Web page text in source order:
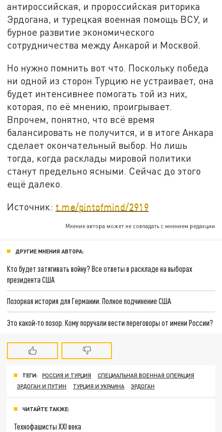
антироссийская, и пророссийская риторика
Эрдогана, и турецкая военная помощь ВСУ, и
бурное развитие экономического
сотрудничества между Анкарой и Москвой.
Но нужно помнить вот что. Поскольку победа
ни одной из сторон Турцию не устраивает, она
будет интенсивнее помогать той из них,
которая, по её мнению, проигрывает.
Впрочем, понятно, что всё время
балансировать не получится, и в итоге Анкара
сделает окончательный выбор. Но лишь
тогда, когда расклады мировой политики
станут предельно ясными. Сейчас до этого
ещё далеко.
Источник: t.me/pintofmind/2919
Мнение автора может не совпадать с мнением редакции
ДРУГИЕ МНЕНИЯ АВТОРА:
Кто будет затягивать войну? Все ответы в раскладе на выборах
президента США
Позорная история для Германии. Полное подчинение США
Это какой-то позор. Кому поручали вести переговоры от имени России?
ТЕГИ: РОССИЯ И ТУРЦИЯ
СПЕЦИАЛЬНАЯ ВОЕННАЯ ОПЕРАЦИЯ
ЭРДОГАН И ПУТИН
ТУРЦИЯ И УКРАИНА ЭРДОГАН
ЧИТАЙТЕ ТАКЖЕ:
Технофашисты XXI века